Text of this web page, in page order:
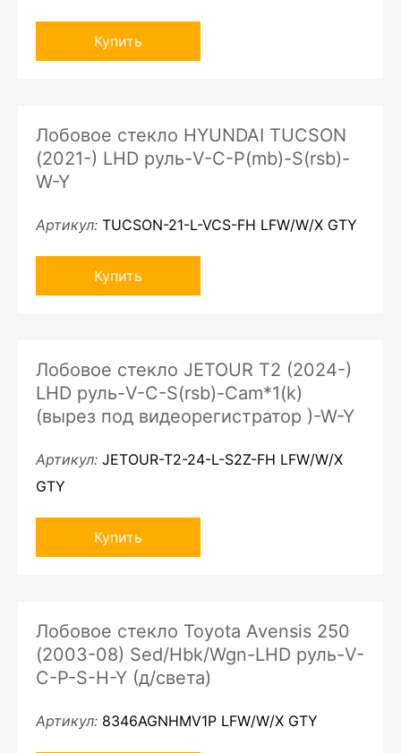
Купить
Лобовое стекло HYUNDAI TUCSON
(2021-) LHD руль-V-C-P(mb)-S(rsb)-
W-Y
Артикул: TUCSON-21-L-VCS-FH LFW/W/X GTY
Купить
Лобовое стекло JETOUR T2 (2024-)
LHD руль-V-C-S(rsb)-Cam*1(k)
(вырез под видеорегистратор )-W-Y
Артикул: JETOUR-T2-24-L-S2Z-FH LFW/W/X
GTY
Купить
Лобовое стекло Toyota Avensis 250
(2003-08) Sed/Hbk/Wgn-LHD руль-V-
C-P-S-H-Y (д/света)
Артикул: 8346AGNHMV1P LFW/W/X GTY